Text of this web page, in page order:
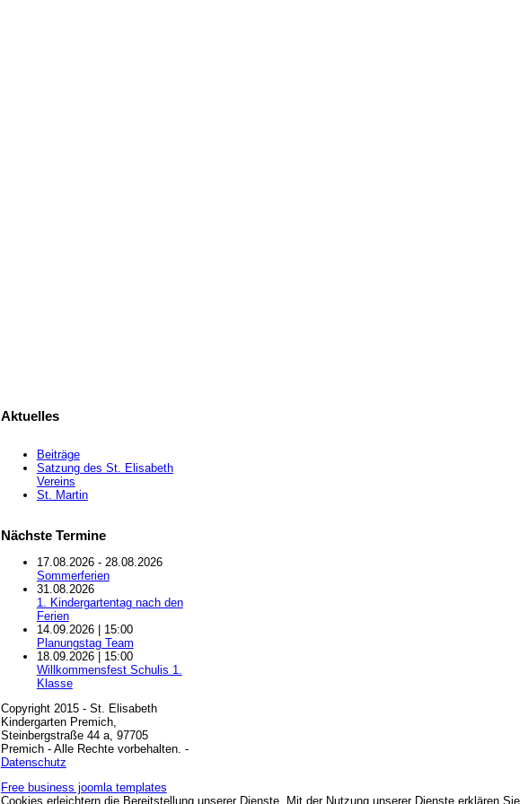
Aktuelles
Beiträge
Satzung des St. Elisabeth
Vereins
St. Martin
NächsteTermine
17.08.2026 - 28.08.2026
Sommerferien
31.08.2026
1. Kindergartentag nach den
Ferien
14.09.2026 | 15:00
Planungstag Team
18.09.2026 | 15:00
Willkommensfest Schulis 1.
Klasse
Copyright 2015 - St. Elisabeth
Kindergarten Premich,
Steinbergstraße 44 a, 97705
Premich - Alle Rechte vorbehalten. -
Datenschutz
Free business joomla templates
Cookies erleichtern die Bereitstellung unserer Dienste. Mit der Nutzung unserer Dienste erklären Sie